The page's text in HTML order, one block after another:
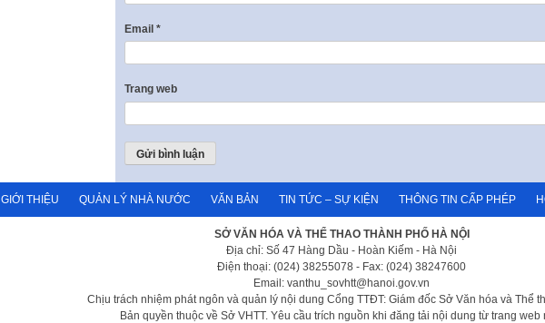
Email *
Trang web
GIỚI THIỆU QUẢN LÝ NHÀ NƯỚC VĂN BẢN TIN TỨC – SỰ KIỆN THÔNG TIN CẤP PHÉP
SỞ VĂN HÓA VÀ THỂ THAO THÀNH PHỐ HÀ NỘI
Địa chỉ: Số 47 Hàng Dầu - Hoàn Kiếm - Hà Nội
Điện thoại: (024) 38255078 - Fax: (024) 38247600
Email: vanthu_sovhtt@hanoi.gov.vn
Chịu trách nhiệm phát ngôn và quản lý nội dung Cổng TTĐT: Giám đốc Sở Văn hóa và Thể
Bản quyền thuộc về Sở VHTT. Yêu cầu trích nguồn khi đăng tải nội dung từ trang web